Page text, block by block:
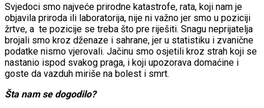
Svjedoci smo najveće prirodne katastrofe, rata, koji nam je
objavila priroda ili laboratorija, nije ni važno jer smo u poziciji
žrtve, a te pozicije se treba što pre riješiti. Snagu neprijatelja
brojali smo kroz dženaze i sahrane, jer u statistiku i zvanične
podatke nismo vjerovali. Jačinu smo osjetili kroz strah koji se
nastanio ispod svakog praga, i koji upozorava domaćine i
goste da vazduh miriše na bolest i smrt.
Šta nam se dogodilo?